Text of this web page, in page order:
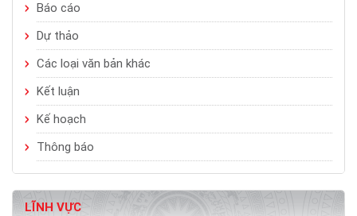
Báo cáo
Dự thảo
Các loại văn bản khác
Kết luận
Kế hoạch
Thông báo
LĨNH VỰC